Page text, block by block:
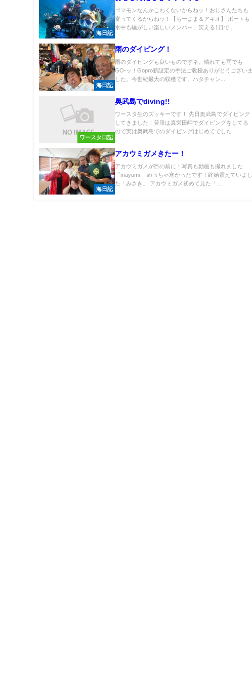
海日記
ゴマモンなんかこわくないからねッ！おじさんたちも
寄ってくるからねッ！【ちーまま＆アキオ】 ボートも
水中も騒がしい楽しいメンバー、笑える1日で...
海日記
雨のダイビング！
雨のダイビングも良いものですネ。晴れても雨でも
GO-ッ！Gopro新設定の手法ご教授ありがとうございま
した。今世紀最大の収穫です。ハタチャン...
ワースタ日記
奥武島でdiving!!
ワースタ生のズッキーです！ 先日奥武島でダイビング
してきました！普段は真栄田岬でダイビングをしてる
ので実は奥武島でのダイビングはじめてでした...
海日記
アカウミガメきたー！
アカウミガメが目の前に！写真も動画も撮れました
「mayumi」 めっちゃ寒かったです！終始震えていまし
た「みさき」 アカウミガメ初めて見た「...